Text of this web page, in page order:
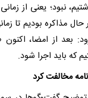
نبود؛ یعنی از
مذاکره بودیم تا
بعد از امضا،
مخالفت کرد